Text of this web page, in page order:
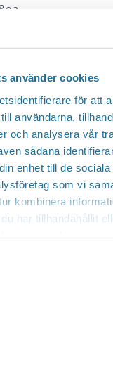
använder cookies
för att
användarna,
och analysera vår
sådana
enhet till de
som vi
kombinera
har tillhandahållit
arrangör:
»